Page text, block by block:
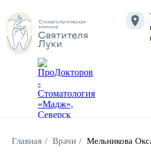
Главная / Врачи / Мельникова